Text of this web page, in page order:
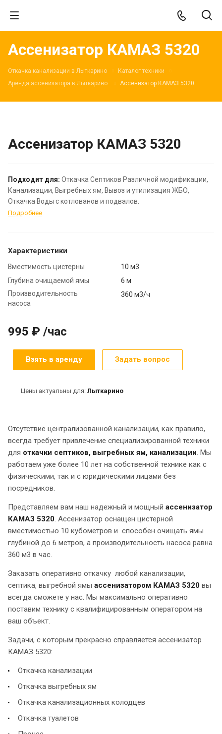
Ассенизатор КАМАЗ 5320
Откачка канализации в Лыткарино
Каталог техники
Аренда ассенизатора в Лыткарино
Ассенизатор КАМАЗ 5320
Ассенизатор КАМАЗ 5320
Подходит для: Откачка Септиков Различной модификации,
Канализации, Выгребных ям, Вывоз и утилизация ЖБО,
Откачка Воды с котлованов и подвалов.
Подробнее
Характеристики
Вместимость цистерны
10 м3
Глубина очищаемой ямы
6 м
Производительность
насоса
360 м3/ч
995 ₽ /час
Взять в аренду Задать вопрос
Цены актуальны для: Лыткарино
Отсутствие централизованной канализации, как правило,
всегда требует привлечение специализированной техники
для откачки септиков, выгребных ям, канализации. Мы
работаем уже более 10 лет на собственной технике как с
физическими, так и с юридическими лицами без
посредников.
Представляем вам наш надежный и мощный ассенизатор
КАМАЗ 5320. Ассенизатор оснащен цистерной
вместимостью 10 кубометров и способен очищать ямы
глубиной до 6 метров, а производительность насоса равна
360 м3 в час.
Заказать оперативно откачку любой канализации,
септика, выгребной ямы ассенизатором КАМАЗ 5320 вы
всегда сможете у нас. Мы максимально оперативно
поставим технику с квалифицированным оператором на
ваш объект.
Задачи, с которым прекрасно справляется ассенизатор
КАМАЗ 5320:
Откачка канализации
Откачка выгребных ям
Откачка канализационных колодцев
Откачка туалетов